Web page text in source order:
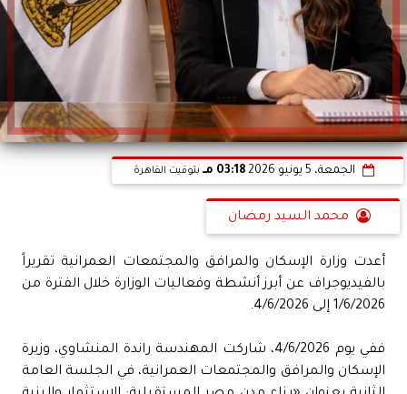
الجمعة، 5 يونيو 2026 03:18 مـ بتوقيت القاهرة
محمد السيد رمضان
أعدت وزارة الإسكان والمرافق والمجتمعات العمرانية تقريراً
بالفيديوجراف عن أبرز أنشطة وفعاليات الوزارة خلال الفترة من
1/6/2026 إلى 4/6/2026.
ففي يوم 4/6/2026، شاركت المهندسة راندة المنشاوي، وزيرة
الإسكان والمرافق والمجتمعات العمرانية، في الجلسة العامة